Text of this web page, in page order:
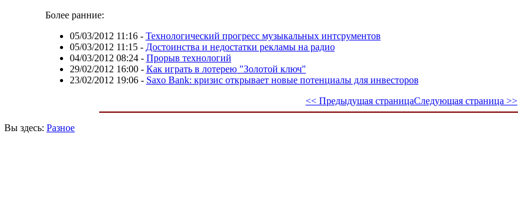
Более ранние:
05/03/2012 11:16- Технологический прогресс музыкальных интсрументов
05/03/2012 11:15- Достоинства и недостатки рекламы на радио
04/03/2012 08:24- Прорыв технологий
29/02/2012 16:00- Как играть в лотерею "Золотой ключ"
23/02/2012 19:06- Saxo Bank: кризис открывает новые потенциалы для инвесторов
<< Предыдущая страницаСледующая страница >>
Вы здесь: Разное